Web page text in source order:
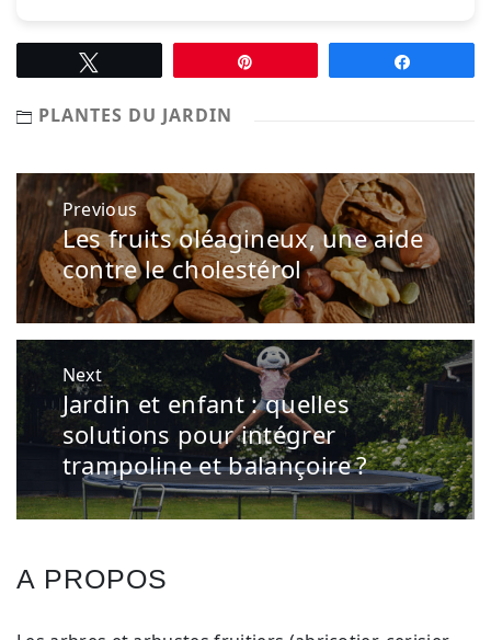
PLANTES DU JARDIN
Navigation
de
l’article
Previous
Previous
post:
Les fruits oléagineux, une aide
contre le cholestérol
Next
Next
post:
Jardin et enfant : quelles
solutions pour intégrer
trampoline et balançoire ?
A PROPOS